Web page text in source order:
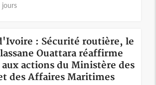
jours
: Sécurité routière, le
Ouattara réaffirme
actions du Ministère des
des Affaires Maritimes